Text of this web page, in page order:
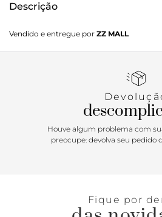
Descrição
estruturado e quadrado. Traz alça
detalhe em corrente e bag charm
frontal e encaixe em botão de
Vendido e entregue por ZZ MALL
Houve algum problema com
preocupe: devolva seu pedido
Fique por